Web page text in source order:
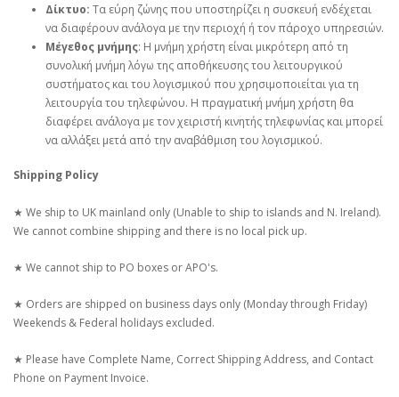
Δίκτυο: Τα εύρη ζώνης που υποστηρίζει η συσκευή ενδέχεται
να διαφέρουν ανάλογα με την περιοχή ή τον πάροχο υπηρεσιών.
Μέγεθος μνήμης: Η μνήμη χρήστη είναι μικρότερη από τη
συνολική μνήμη λόγω της αποθήκευσης του λειτουργικού
συστήματος και του λογισμικού που χρησιμοποιείται για τη
λειτουργία του τηλεφώνου. Η πραγματική μνήμη χρήστη θα
διαφέρει ανάλογα με τον χειριστή κινητής τηλεφωνίας και μπορεί
να αλλάξει μετά από την αναβάθμιση του λογισμικού.
Shipping Policy
★ We ship to UK mainland only (Unable to ship to islands and N. Ireland).
We cannot combine shipping and there is no local pick up.
★ We cannot ship to PO boxes or APO's.
★ Orders are shipped on business days only (Monday through Friday)
Weekends & Federal holidays excluded.
★ Please have Complete Name, Correct Shipping Address, and Contact
Phone on Payment Invoice.